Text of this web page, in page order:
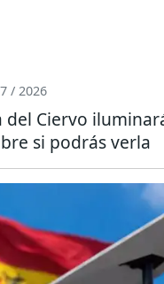
/ 2026
del Ciervo
si podrás verla